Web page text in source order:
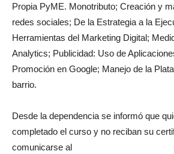
Propia PyME. Monotributo; Creación y
redes sociales; De la Estrategia a la
Herramientas del Marketing Digital;
Analytics; Publicidad: Uso de
Promoción en Google; Manejo de la
barrio.
Desde la dependencia se informó que
completado el curso y no reciban su
comunicarse al